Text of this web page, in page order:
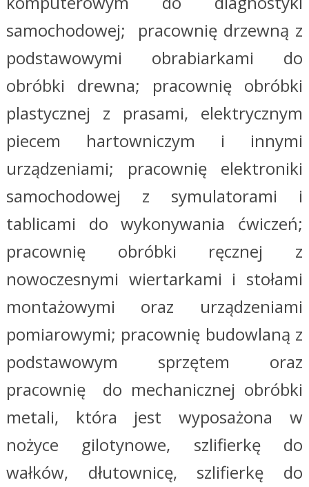
samochodowej; pracownię drzewną z
podstawowymi obrabiarkami do
obróbki drewna; pracownię obróbki
plastycznej z prasami, elektrycznym
piecem hartowniczym i innymi
urządzeniami; pracownię elektroniki
samochodowej z symulatorami i
tablicami do wykonywania ćwiczeń;
pracownię obróbki ręcznej z
nowoczesnymi wiertarkami i stołami
montażowymi oraz urządzeniami
pomiarowymi; pracownię budowlaną z
podstawowym sprzętem oraz
pracownię do mechanicznej obróbki
metali, która jest wyposażona w
nożyce gilotynowe, szlifierkę do
wałków, dłutownicę, szlifierkę do